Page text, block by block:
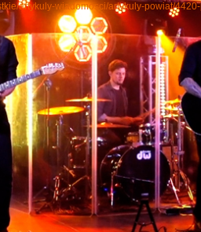
artykuly-wiadomosci/artykuly-powiat/
Zlot samochodów
tvostrow
Utworzono: 22 maj 2026
W
Od
oraz